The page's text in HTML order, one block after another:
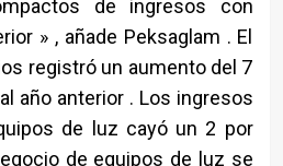
de ingresos con
» , añade Peksaglam . El
registró un aumento del 7
año anterior . Los ingresos
de luz cayó un 2 por
de equipos de luz se